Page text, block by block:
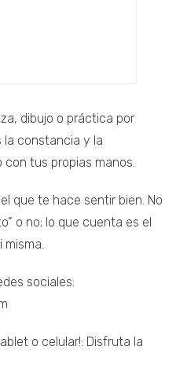
dibujo o práctica por
la constancia y la
tus propias manos.
que te hace sentir bien. No
o no; lo que cuenta es el
sociales:
o celular!: Disfruta la